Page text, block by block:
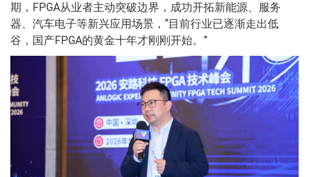
期，FPGA从业者主动突破边界，成功开拓新能源、服务
器、汽车电子等新兴应用场景，“目前行业已逐渐走出低
谷，国产FPGA的黄金十年才刚刚开始。”